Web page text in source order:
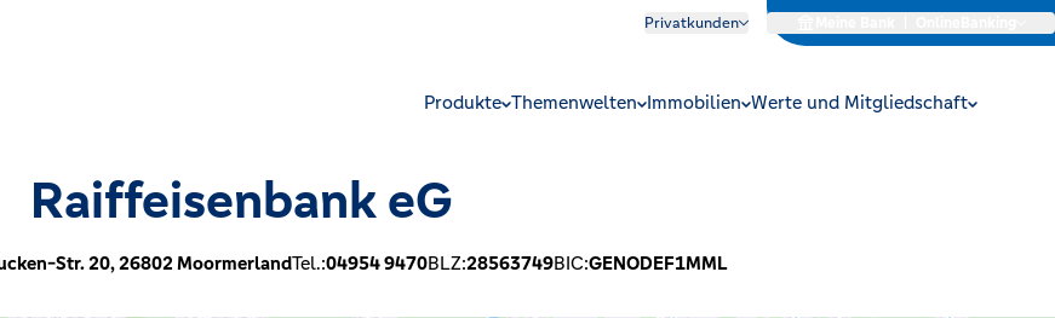
Privatkunden
Produkte Themenwelten Immobilien Werte und Mitgliedschaft
Raiffeisenbank eG
Str. 20,26802 MoormerlandTel.:04954 9470BLZ:28563749BIC:GENODEF1MML